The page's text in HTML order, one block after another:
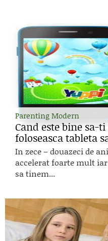
Parenting Modern
Cand este bine sa-
foloseasca tableta
In zece – douazeci de
accelerat foarte mult
sa tinem...